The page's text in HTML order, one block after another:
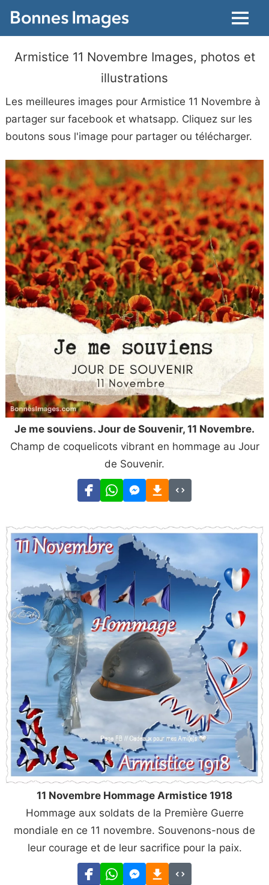
Menu
Armistice 11 Novembre Images, photos et
illustrations
Les meilleures images pour Armistice 11 Novembre à
partager sur facebook et whatsapp. Cliquez sur les
boutons sous l'image pour partager ou télécharger.
Je me souviens. Jour de Souvenir, 11 Novembre.
Champ de coquelicots vibrant en hommage au Jour
de Souvenir.
11 Novembre Hommage Armistice 1918
Hommage aux soldats de la Première Guerre
mondiale en ce 11 novembre. Souvenons-nous de
leur courage et de leur sacrifice pour la paix.